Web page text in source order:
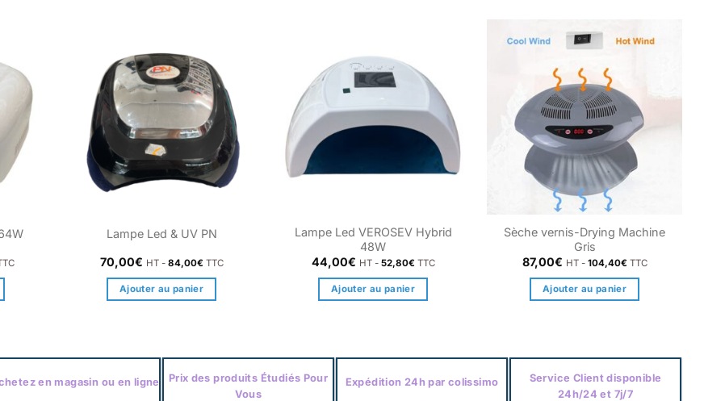
Lampe Led & UV PN
70,00€ HT - 84,00€ TTC
Ajouter au panier
Lampe Led VEROSEV Hybrid
48W
44,00€ HT - 52,80€ TTC
Ajouter au panier
Sèche vernis-Drying Machine
Gris
87,00€ HT - 104,40€ TTC
Ajouter au panier
en magasin ou en ligne
Prix des produits Étudiés Pour
Vous
Expédition 24h par colissimo
Service Client disponible
24h/24 et 7j/7